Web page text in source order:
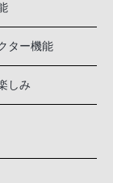
ター機能
しみ